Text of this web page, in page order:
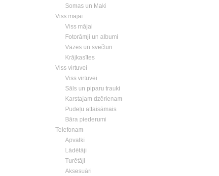
Somas un Maki
Viss mājai
Viss mājai
Fotorāmji un albumi
Vāzes un svečturi
Krājkasītes
Viss virtuvei
Viss virtuvei
Sāls un piparu trauki
Karstajam dzērienam
Pudeļu attaisāmais
Bāra piederumi
Telefonam
Apvalki
Lādētāji
Turētāji
Aksesuāri